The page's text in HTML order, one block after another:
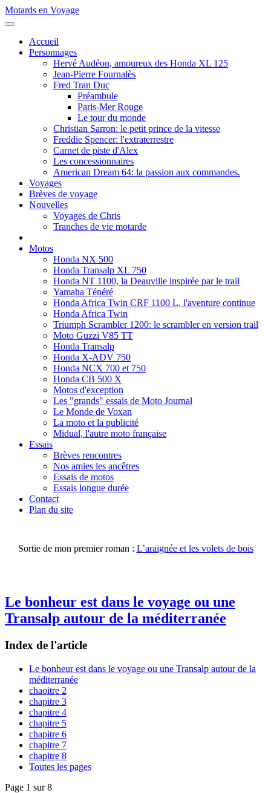
Motards en Voyage
Accueil
Personnages
Hervé Audéon, amoureux des Honda XL 125
Jean-Pierre Fournalès
Fred Tran Duc
Préambule
Paris-Mer Rouge
Le tour du monde
Christian Sarron: le petit prince de la vitesse
Freddie Spencer: l'extraterrestre
Carnet de piste d'Alex
Les concessionnaires
American Dream 64: la passion aux commandes.
Voyages
Brèves de voyage
Nouvelles
Voyages de Chris
Tranches de vie motarde
Motos
Honda NX 500
Honda Transalp XL 750
Honda NT 1100, la Deauville inspirée par le trail
Yamaha Ténéré
Honda Africa Twin CRF 1100 L, l'aventure continue
Honda Africa Twin
Triumph Scrambler 1200: le scrambler en version trail
Moto Guzzi V85 TT
Honda Transalp
Honda X-ADV 750
Honda NCX 700 et 750
Honda CB 500 X
Motos d'exception
Les "grands" essais de Moto Journal
Le Monde de Voxan
La moto et la publicité
Midual, l'autre moto française
Essais
Brèves rencontres
Nos amies les ancêtres
Essais de motos
Essais longue durée
Contact
Plan du site
Sortie de mon premier roman : L’araignée et les volets de bois
Le bonheur est dans le voyage ou une
Transalp autour de la méditerranée
Index de l'article
Le bonheur est dans le voyage ou une Transalp autour de la
méditerranée
chaoitre 2
chapitre 3
chapitre 4
chapitre 5
chapitre 6
chapitre 7
chapitre 8
Toutes les pages
Page 1 sur 8